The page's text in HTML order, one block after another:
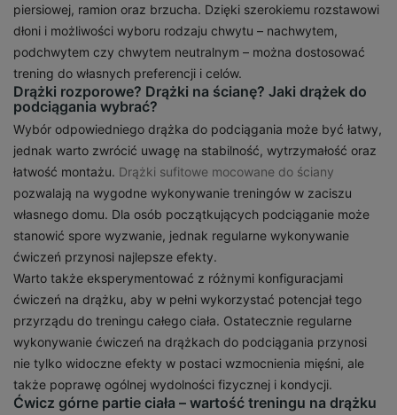
piersiowej, ramion oraz brzucha. Dzięki szerokiemu rozstawowi
dłoni i możliwości wyboru rodzaju chwytu – nachwytem,
podchwytem czy chwytem neutralnym – można dostosować
trening do własnych preferencji i celów.
Drążki rozporowe? Drążki na ścianę? Jaki drążek do
podciągania wybrać?
Wybór odpowiedniego drążka do podciągania może być łatwy,
jednak warto zwrócić uwagę na stabilność, wytrzymałość oraz
łatwość montażu. Drążki sufitowe mocowane do ściany
pozwalają na wygodne wykonywanie treningów w zaciszu
własnego domu. Dla osób początkujących podciąganie może
stanowić spore wyzwanie, jednak regularne wykonywanie
ćwiczeń przynosi najlepsze efekty.
Warto także eksperymentować z różnymi konfiguracjami
ćwiczeń na drążku, aby w pełni wykorzystać potencjał tego
przyrządu do treningu całego ciała. Ostatecznie regularne
wykonywanie ćwiczeń na drążkach do podciągania przynosi
nie tylko widoczne efekty w postaci wzmocnienia mięśni, ale
także poprawę ogólnej wydolności fizycznej i kondycji.
Ćwicz górne partie ciała – wartość treningu na drążku